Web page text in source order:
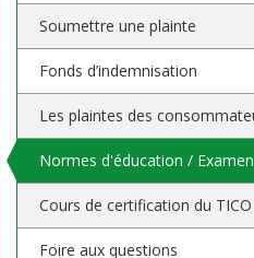
Soumettre une plainte
Fonds d’indemnisation
Les plaintes des
Normes d'éducation /
Cours de certification du TICO
Foire aux questions